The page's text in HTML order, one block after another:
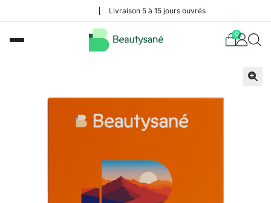
Livraison 5 à 15 jours ouvrés
0